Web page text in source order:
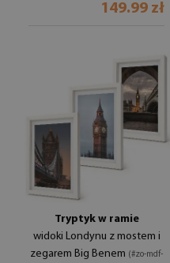
149.99 zł
Tryptyk w ramie
widoki Londynu z mostem i
zegarem Big Benem (#zo-mdf-